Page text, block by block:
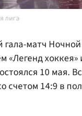
лига
матч
«Легенд
10 мая.
счетом 14:9 в